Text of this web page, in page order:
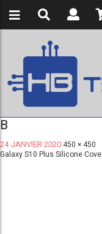
B
24 JANVIER 2020 450 × 450
Galaxy S10 Plus Silicone